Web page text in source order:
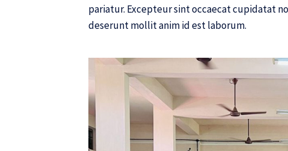
pariatur. Excepteur sint occaecat cupidatat
deserunt mollit anim id est laborum.